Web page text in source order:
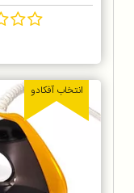
انتخاب آفکادو